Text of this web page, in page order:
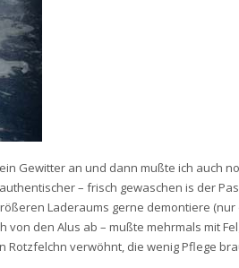
Gewitter an und dann mußte ich auch
– frisch gewaschen is der
Laderaums gerne demontiere (nur
den Alus ab – mußte mehrmals mit
Rotzfelchn verwöhnt, die wenig Pflege